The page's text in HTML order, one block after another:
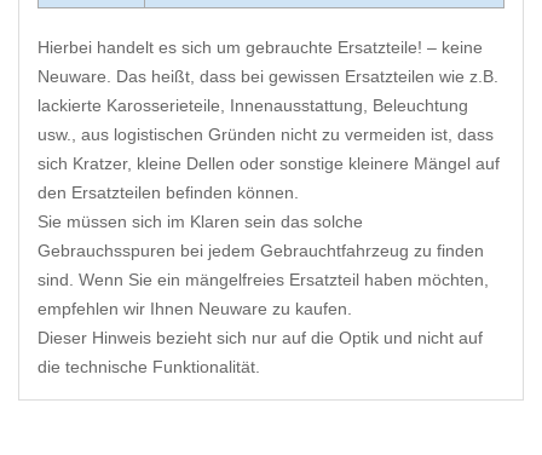
Hierbei handelt es sich um gebrauchte Ersatzteile! – keine
Neuware. Das heißt, dass bei gewissen Ersatzteilen wie z.B.
lackierte Karosserieteile, Innenausstattung, Beleuchtung
usw., aus logistischen Gründen nicht zu vermeiden ist, dass
sich Kratzer, kleine Dellen oder sonstige kleinere Mängel auf
den Ersatzteilen befinden können.
Sie müssen sich im Klaren sein das solche
Gebrauchsspuren bei jedem Gebrauchtfahrzeug zu finden
sind. Wenn Sie ein mängelfreies Ersatzteil haben möchten,
empfehlen wir Ihnen Neuware zu kaufen.
Dieser Hinweis bezieht sich nur auf die Optik und nicht auf
die technische Funktionalität.